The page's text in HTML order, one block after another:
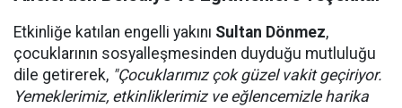
Etkinliğe katılan engelli yakını Sultan Dönmez,
çocuklarının sosyalleşmesinden duyduğu mutluluğu
dile getirerek, "Çocuklarımız çok güzel vakit geçiriyor.
Yemeklerimiz, etkinliklerimiz ve eğlencemizle harika